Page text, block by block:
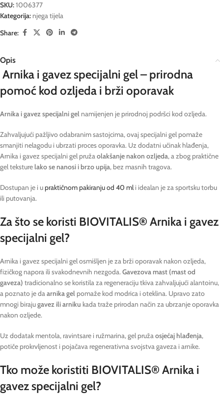
SKU:1006377
Kategorija: njega tijela
Share:
Opis
Arnika i gavez specijalni gel – prirodna
pomoć kod ozljeda i brži oporavak
Arnika i gavez specijalni gel namijenjen je prirodnoj podršci kod ozljeda.
Zahvaljujući pažljivo odabranim sastojcima, ovaj specijalni gel pomaže
smanjiti nelagodu i ubrzati proces oporavka. Uz dodatni učinak hlađenja,
Arnika i gavez specijalni gel pružaolakšanje nakon ozljeda, a zbog praktične
gel teksturelako se nanosi i brzo upija, bez masnih tragova.
Dostupan je i upraktičnom pakiranju od 40 mli idealan je za sportsku torbu
ili putovanja.
Za što se koristi BIOVITALIS® Arnika i gavez
specijalni gel?
Arnika i gavez specijalni gel osmišljen je za brži oporavak nakon ozljeda,
fizičkog napora ili svakodnevnih nezgoda.Gavezova mast (mast od
gaveza) tradicionalno se koristila za regeneraciju tkiva zahvaljujući alantoinu,
a poznato je daarnika gel pomaže kod modrica i oteklina. Upravo zato
mnogi birajugavez ili arniku kada traže prirodan način za ubrzanje oporavka
nakon ozljede.
Uz dodatak mentola, ravintsare i ružmarina, gel pružaosjećaj hlađenja,
potiče prokrvljenost i pojačava regenerativna svojstva gaveza i arnike.
Tko može koristiti BIOVITALIS® Arnika i
gavez specijalni gel?